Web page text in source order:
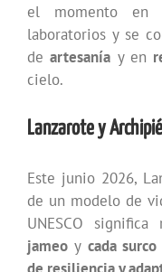
el momento
laboratorios y se
deartesanía y en
cielo.
Lanzarote y
Este junio 2026,
de un modelo de
UNESCO
jameoy cada surco
de resiliencia y